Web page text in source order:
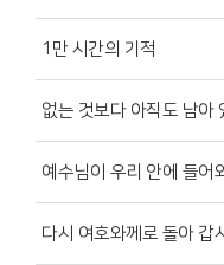
1만 시간의 기적
없는 것보다 아직도 남아
예수님이 우리 안에 들어
다시 여호와께로 돌아 갑